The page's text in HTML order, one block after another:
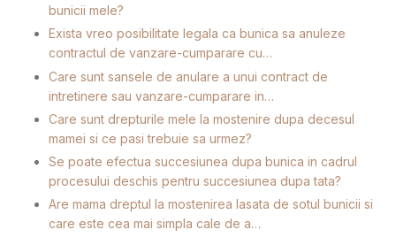
bunicii mele?
Exista vreo posibilitate legala ca bunica sa anuleze
contractul de vanzare-cumparare cu…
Care sunt sansele de anulare a unui contract de
intretinere sau vanzare-cumparare in…
Care sunt drepturile mele la mostenire dupa decesul
mamei si ce pasi trebuie sa urmez?
Se poate efectua succesiunea dupa bunica in cadrul
procesului deschis pentru succesiunea dupa tata?
Are mama dreptul la mostenirea lasata de sotul bunicii si
care este cea mai simpla cale de a…